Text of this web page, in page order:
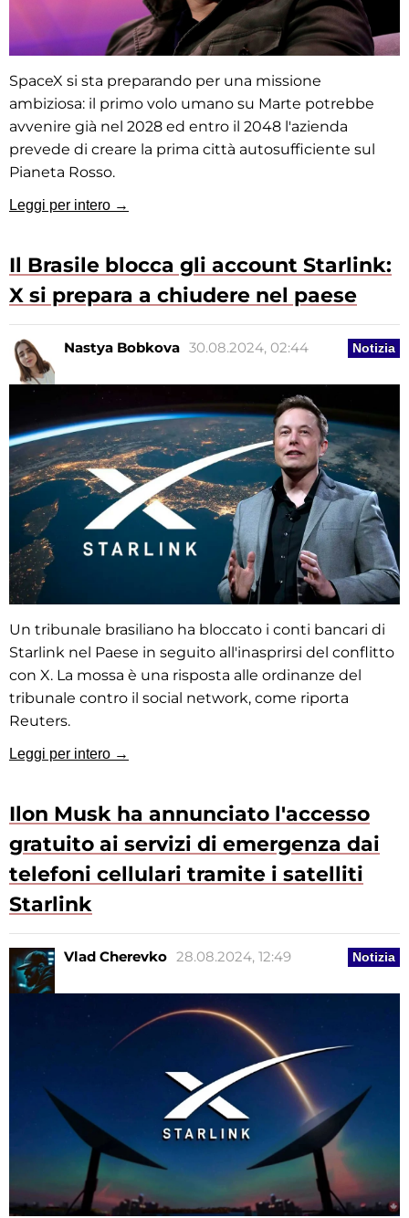
SpaceX si sta preparando per una missione
ambiziosa: il primo volo umano su Marte potrebbe
avvenire già nel 2028 ed entro il 2048 l'azienda
prevede di creare la prima città autosufficiente sul
Pianeta Rosso.
Leggi per intero →
Il Brasile blocca gli account Starlink:
X si prepara a chiudere nel paese
Notizia
Nastya Bobkova 30.08.2024, 02:44
Un tribunale brasiliano ha bloccato i conti bancari di
Starlink nel Paese in seguito all'inasprirsi del conflitto
con X. La mossa è una risposta alle ordinanze del
tribunale contro il social network, come riporta
Reuters.
Leggi per intero →
Ilon Musk ha annunciato l'accesso
gratuito ai servizi di emergenza dai
telefoni cellulari tramite i satelliti
Starlink
Notizia
Vlad Cherevko 28.08.2024, 12:49